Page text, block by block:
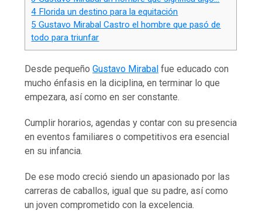
4 Florida un destino para la equitación
5 Gustavo Mirabal Castro el hombre que pasó de
todo para triunfar
Desde pequeñoGustavo Mirabal fue educado con
mucho énfasis en la diciplina, en terminar lo que
empezara, así como en ser constante.
Cumplir horarios, agendas y contar con su presencia
en eventos familiares o competitivos era esencial
en su infancia.
De ese modo creció siendo un apasionado por las
carreras de caballos, igual que su padre, así como
un joven comprometido con la excelencia.